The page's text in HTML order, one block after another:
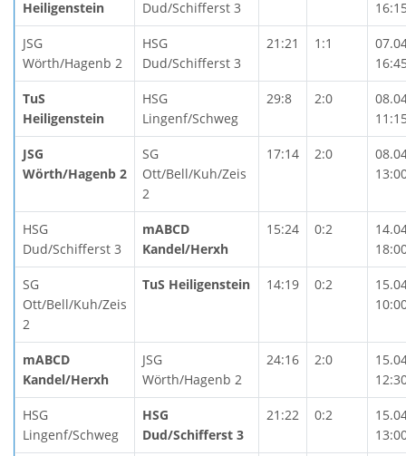
Heiligenstein
Dud/Schifferst 3
JSG
Wörth/Hagenb 2
HSG
Dud/Schifferst 3
21:21 1:1
TuS
Heiligenstein
HSG
Lingenf/Schweg
29:8 2:0
JSG
Wörth/Hagenb 2
SG
Ott/Bell/Kuh/Zeis
2
17:14 2:0
HSG
Dud/Schifferst 3
mABCD
Kandel/Herxh
15:24 0:2
SG
Ott/Bell/Kuh/Zeis
2
TuS Heiligenstein 14:19 0:2
mABCD
Kandel/Herxh
JSG
Wörth/Hagenb 2
24:16 2:0
HSG
Lingenf/Schweg
HSG
Dud/Schifferst 3
21:22 0:2